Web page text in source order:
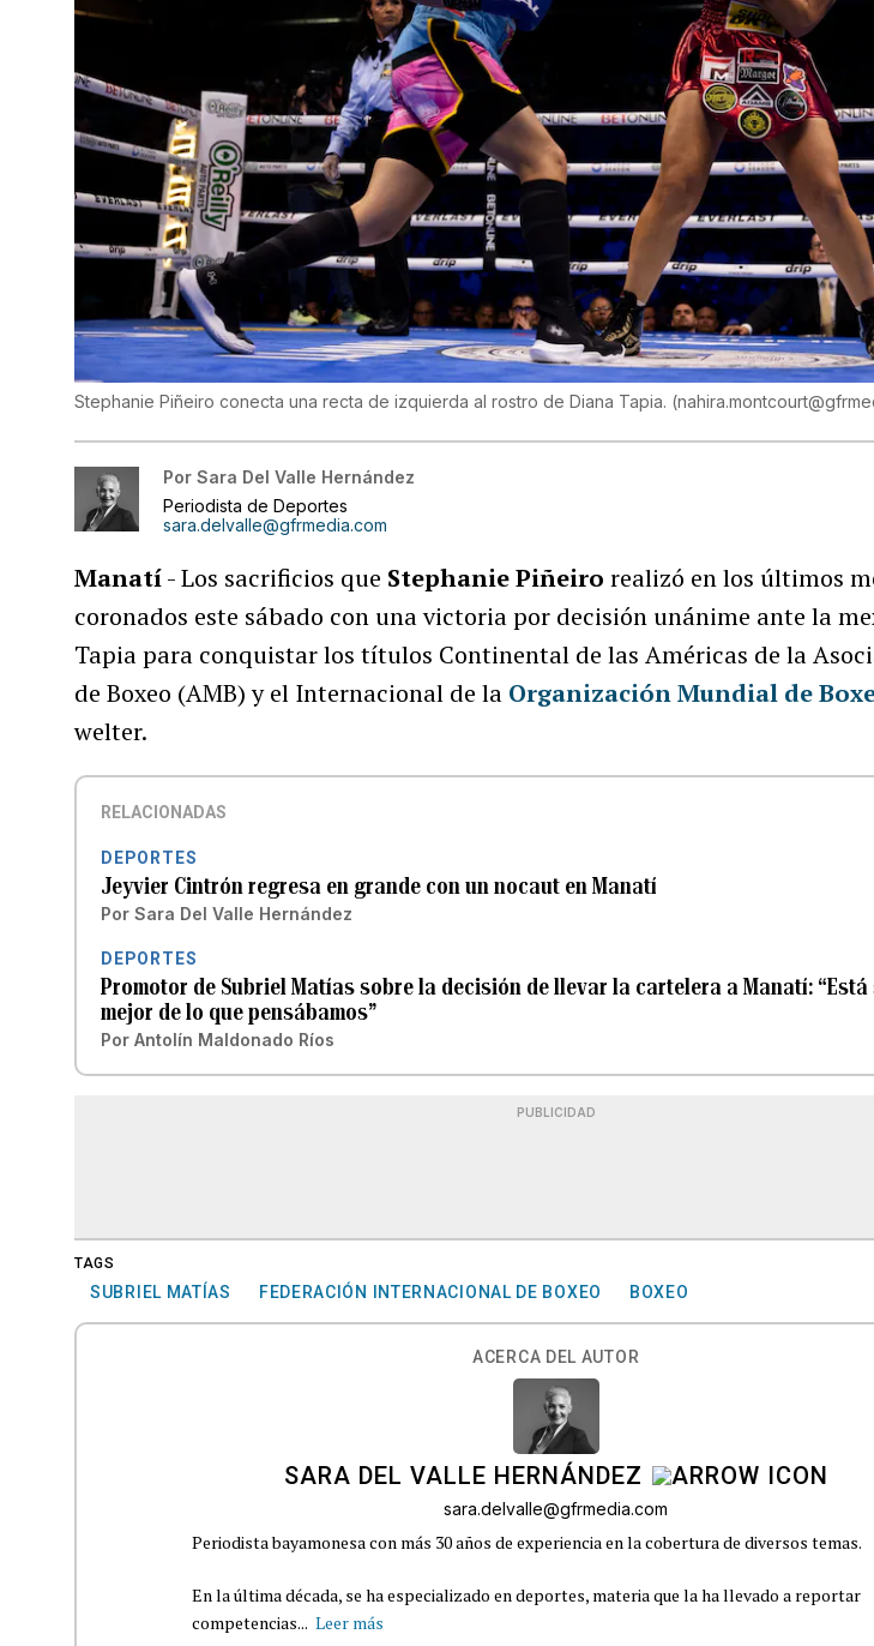
Stephanie Piñeiro conecta una recta de izquierda al rostro de Diana Tapia. (
Por Sara Del Valle Hernández
Periodista de Deportes
sara.delvalle@gfrmedia.com
Manatí- Los sacrificios que Stephanie Piñeiro realizó en los últimos
coronados este sábado con una victoria por decisión unánime ante la
Tapia para conquistar los títulos Continental de las Américas de la
de Boxeo (AMB) y el Internacional de la Organización Mundial de
welter.
RELACIONADAS
DEPORTES
Jeyvier Cintrón regresa en grande con un nocaut en Manatí
Por Sara Del Valle Hernández
DEPORTES
Promotor de Subriel Matías sobre la decisión de llevar la cartelera a Manatí:
mejor de lo que pensábamos”
Por Antolín Maldonado Ríos
PUBLICIDAD
TAGS
SUBRIEL MATÍAS FEDERACIÓN INTERNACIONAL DE BOXEO BOXEO
ACERCA DEL AUTOR
SARA DEL VALLE HERNÁNDEZ
sara.delvalle@gfrmedia.com
Periodista bayamonesa con más 30 años de experiencia en la cobertura de diversos temas.
En la última década, se ha especializado en deportes, materia que la ha llevado a reportar
competencias... Leer más